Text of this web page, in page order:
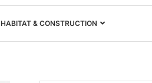
HABITAT & CONSTRUCTION